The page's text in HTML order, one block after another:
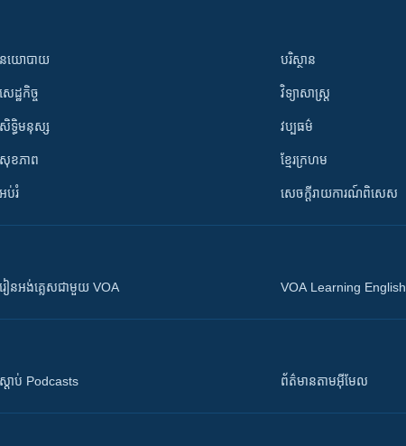
នយោបាយ
សេដ្ឋកិច្ច
សិទ្ធិមនុស្ស
សុខភាព
អប់រំ
បរិស្ថាន
វិទ្យាសាស្រ្ត
វប្បធម៌
ខ្មែរក្រហម
សេចក្តីរាយការណ៍ពិសេស
រៀន​​​​​​អង់គ្លេស​​ជាមួយ VOA VOA Learning English
ស្តាប់ Podcasts ព័ត៌មាន​តាម​អ៊ីមែល